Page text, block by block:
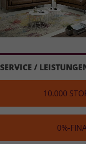
SERVICE /
10.000
0%-